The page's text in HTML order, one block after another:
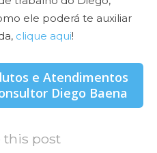
ele poderá te auxiliar
clique aqui!
e Atendimentos
Diego Baena
this post